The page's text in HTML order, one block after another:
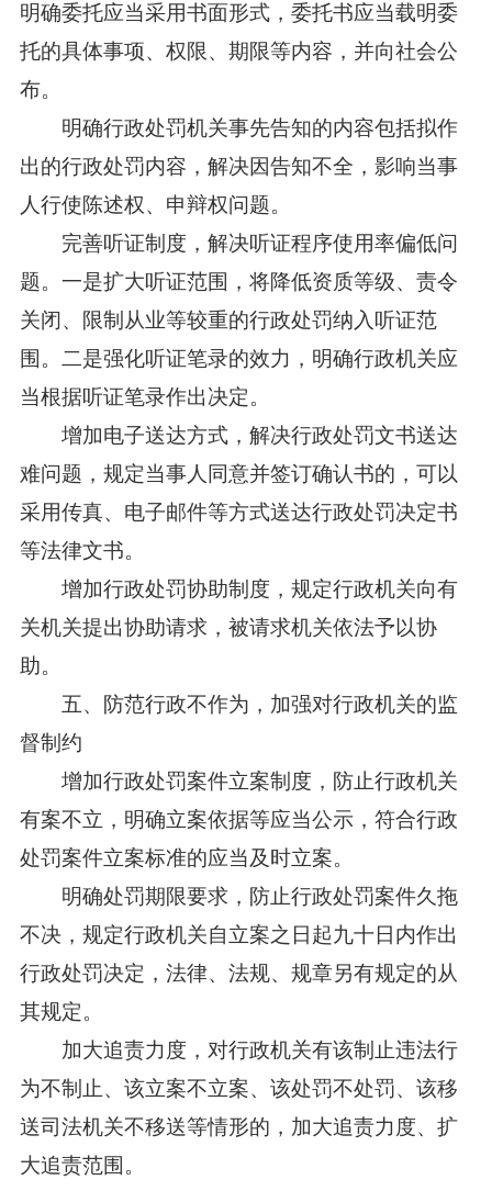
明确委托应当采用书面形式，委托书应当载明委
托的具体事项、权限、期限等内容，并向社会公
布。
明确行政处罚机关事先告知的内容包括拟作
出的行政处罚内容，解决因告知不全，影响当事
人行使陈述权、申辩权问题。
完善听证制度，解决听证程序使用率偏低问
题。一是扩大听证范围，将降低资质等级、责令
关闭、限制从业等较重的行政处罚纳入听证范
围。二是强化听证笔录的效力，明确行政机关应
当根据听证笔录作出决定。
增加电子送达方式，解决行政处罚文书送达
难问题，规定当事人同意并签订确认书的，可以
采用传真、电子邮件等方式送达行政处罚决定书
等法律文书。
增加行政处罚协助制度，规定行政机关向有
关机关提出协助请求，被请求机关依法予以协
助。
五、防范行政不作为，加强对行政机关的监
督制约
增加行政处罚案件立案制度，防止行政机关
有案不立，明确立案依据等应当公示，符合行政
处罚案件立案标准的应当及时立案。
明确处罚期限要求，防止行政处罚案件久拖
不决，规定行政机关自立案之日起九十日内作出
行政处罚决定，法律、法规、规章另有规定的从
其规定。
加大追责力度，对行政机关有该制止违法行
为不制止、该立案不立案、该处罚不处罚、该移
送司法机关不移送等情形的，加大追责力度、扩
大追责范围。